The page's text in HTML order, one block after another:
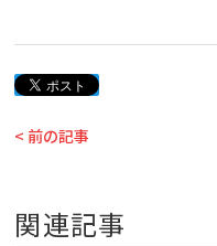
< 前の記事
関連記事